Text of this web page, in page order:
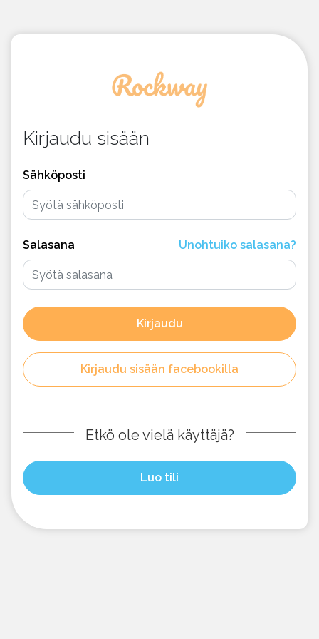
Kirjaudu sisään
Sähköposti
Salasana Unohtuiko salasana?
Kirjaudu
Kirjaudu sisään facebookilla
Etkö ole vielä käyttäjä?
Luo tili